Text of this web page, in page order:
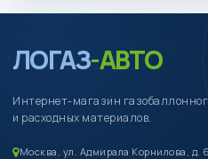
ЛОГАЗ-АВТО
Интернет-магазин
и расходных материалов.
Москва, ул. Адмирала Корнилова, д.